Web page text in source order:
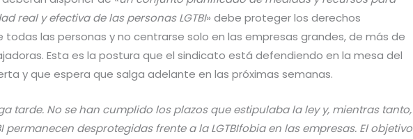
real y efectiva de las personas LGTBI» debe proteger los derechos
las personas y no centrarse solo en las empresas grandes, de más de
Esta es la postura que el sindicato está defendiendo en la mesa del
y que espera que salga adelante en las próximas semanas.
tarde. No se han cumplido los plazos que estipulaba la ley y, mientras tanto,
permanecen desprotegidas frente a la LGTBIfobia en las empresas. El objetivo